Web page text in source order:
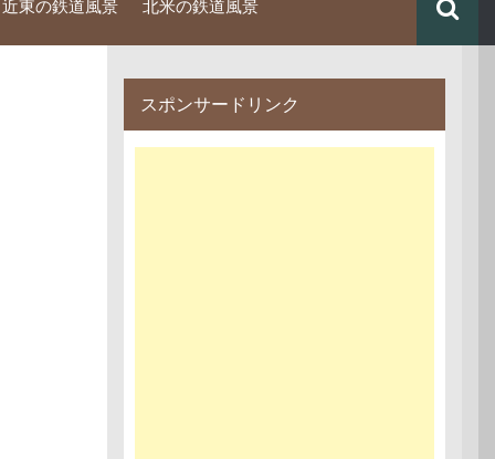
東の鉄道風景 北米の鉄道風景
スポンサードリンク